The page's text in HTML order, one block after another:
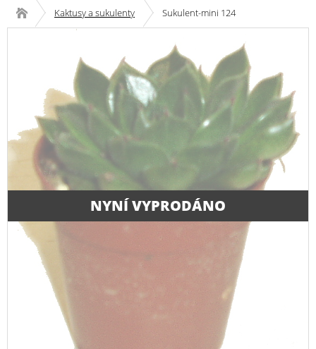
Kaktusy a sukulenty Sukulent-mini 124
NYNÍ VYPRODÁNO